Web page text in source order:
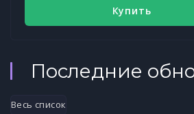
Купить
Последние
Весь список